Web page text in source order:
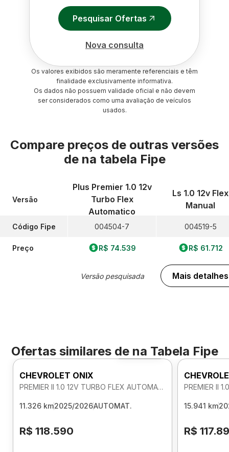
Pesquisar Ofertas
Nova consulta
Os valores exibidos são meramente referenciais e têm
finalidade exclusivamente informativa.
Os dados não possuem validade oficial e não devem
ser considerados como uma avaliação de veículos
usados.
Compare preços de outras versões
de na tabela Fipe
Versão
Código Fipe
Preço
Plus Premier 1.0 12v
Turbo Flex
Automatico
004504-7
R$ 74.539
Versão pesquisada
Ls 1.0 12v Flex
Manual
004519-5
R$ 61.712
Mais detalhes
Ofertas similares de na Tabela Fipe
Foto 360º
CHEVROLET ONIX
PREMIER II 1.0 12V TURBO FLEX AUTOMATICO
11.326 km2025/2026AUTOMAT.
R$ 118.590
15.941 km
R$